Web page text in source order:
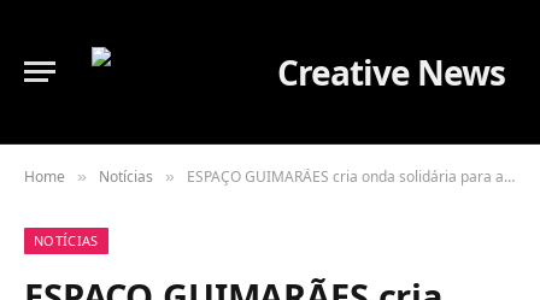
Home » Notícias » ESPAÇO GUIMARÃES cria onda solidária para ajudar os Bombeiros Voluntários de Guimarães
NOTÍCIAS